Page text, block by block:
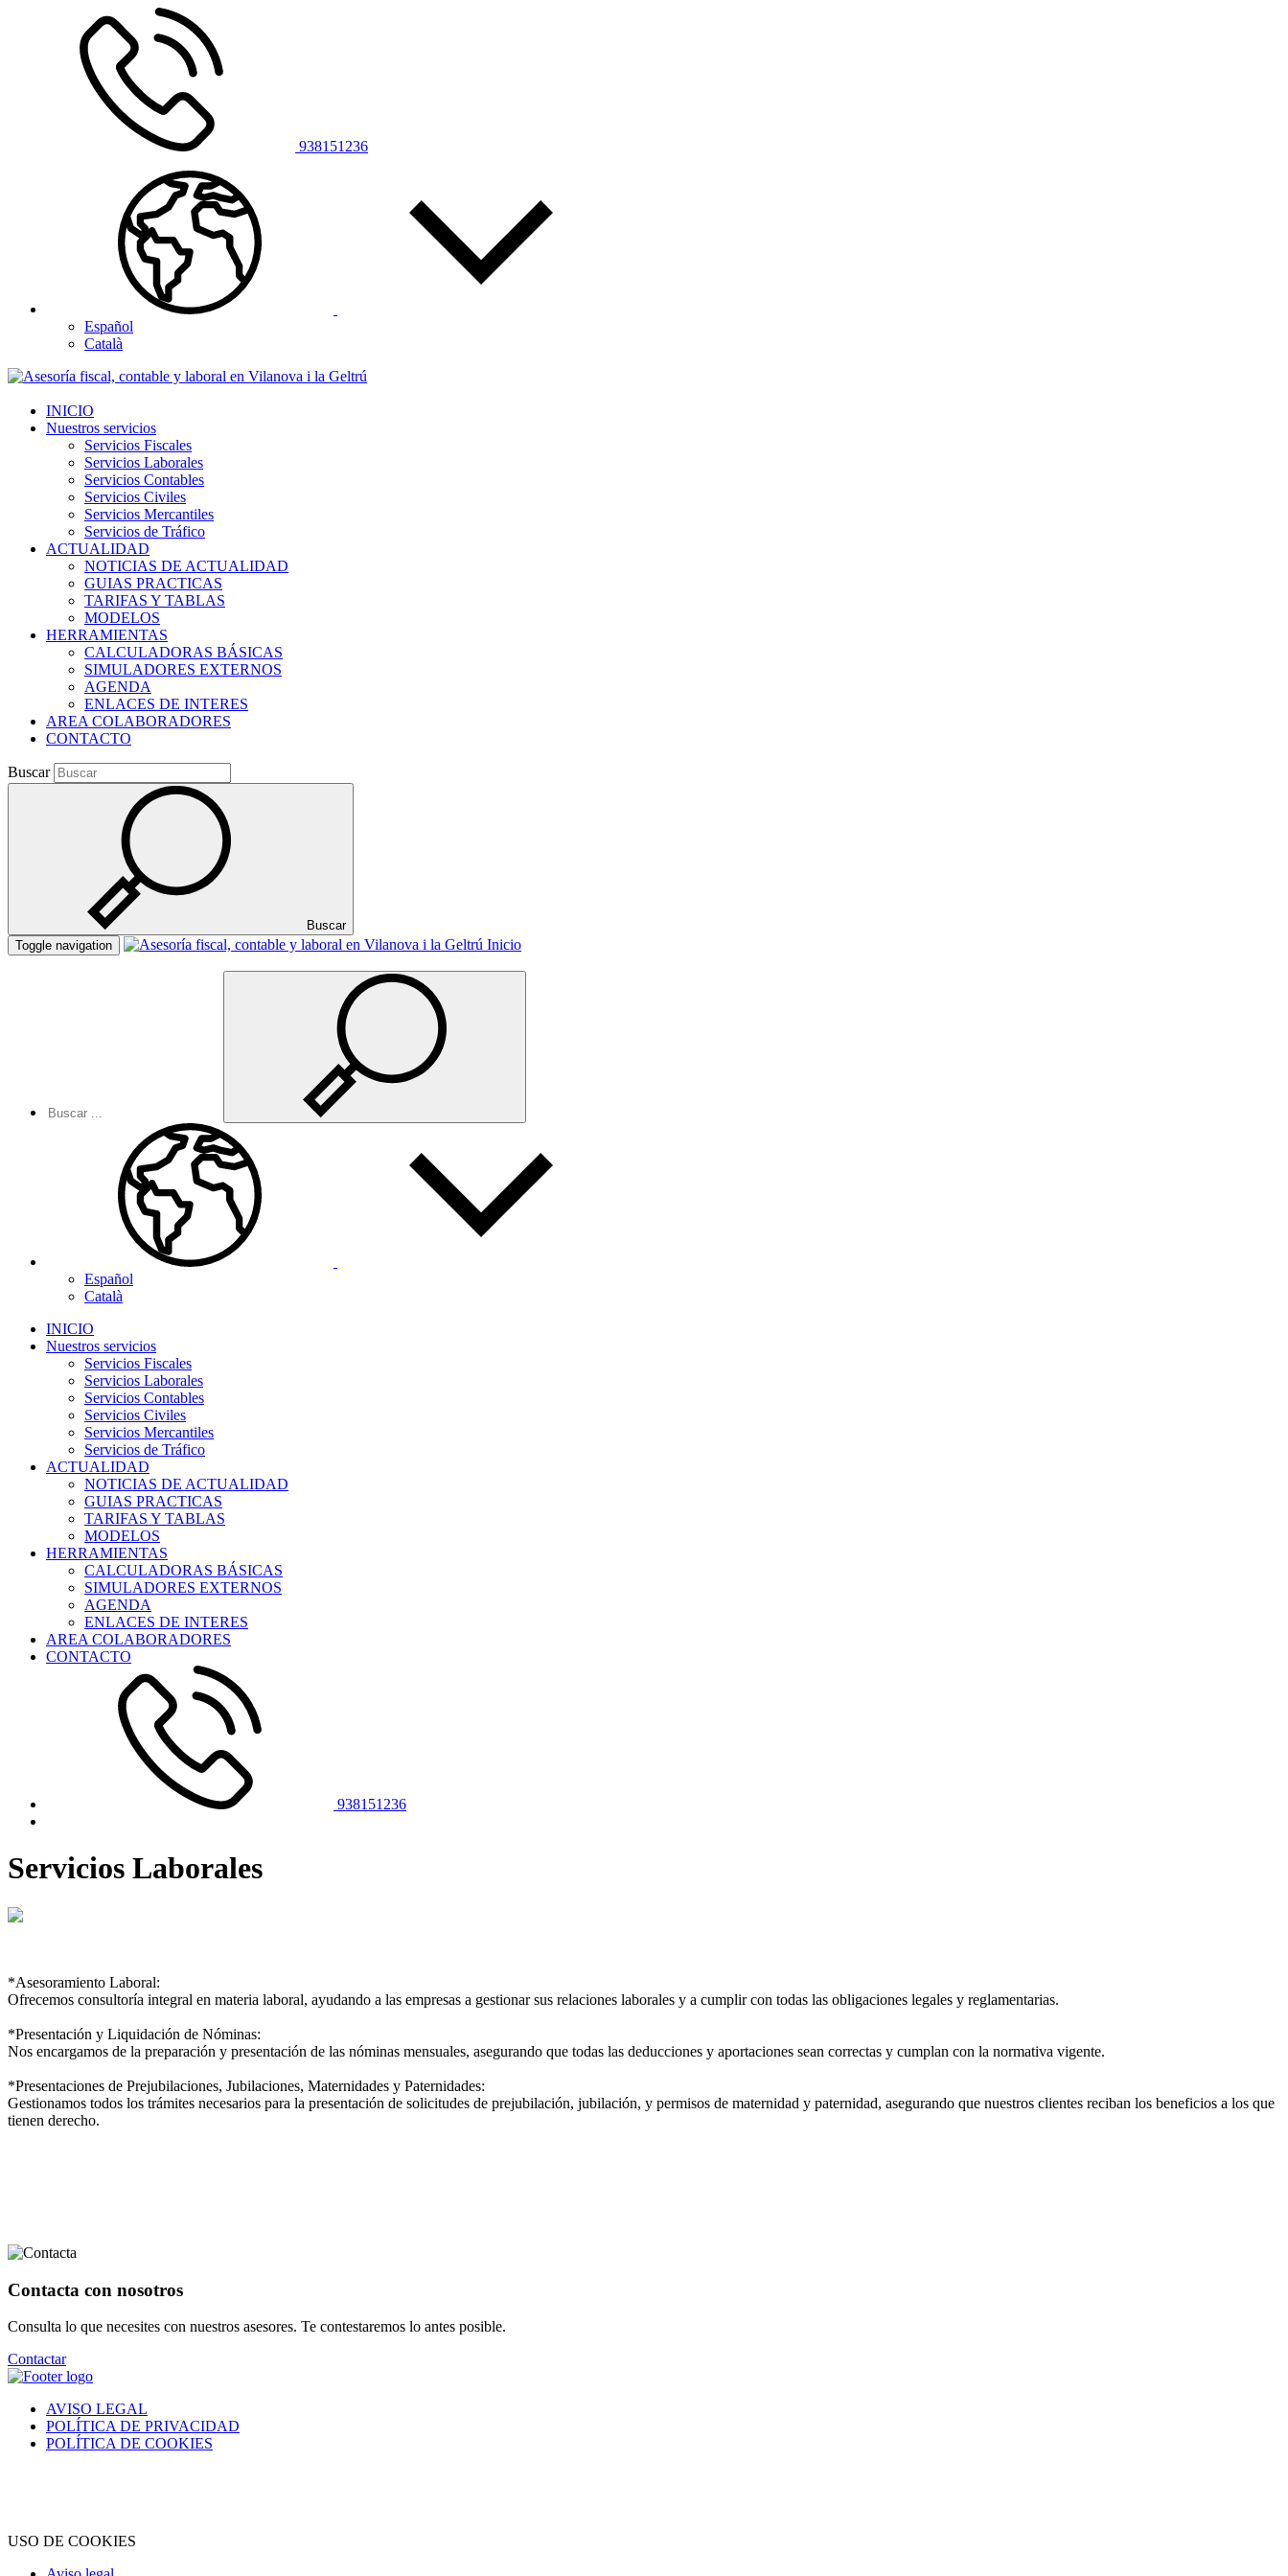
938151236
Español
Català
INICIO
Nuestros servicios
Servicios Fiscales
Servicios Laborales
Servicios Contables
Servicios Civiles
Servicios Mercantiles
Servicios de Tráfico
ACTUALIDAD
NOTICIAS DE ACTUALIDAD
GUIAS PRACTICAS
TARIFAS Y TABLAS
MODELOS
HERRAMIENTAS
CALCULADORAS BÁSICAS
SIMULADORES EXTERNOS
AGENDA
ENLACES DE INTERES
AREA COLABORADORES
CONTACTO
Buscar
Buscar
Toggle navigation
Inicio
Español
Català
INICIO
Nuestros servicios
Servicios Fiscales
Servicios Laborales
Servicios Contables
Servicios Civiles
Servicios Mercantiles
Servicios de Tráfico
ACTUALIDAD
NOTICIAS DE ACTUALIDAD
GUIAS PRACTICAS
TARIFAS Y TABLAS
MODELOS
HERRAMIENTAS
CALCULADORAS BÁSICAS
SIMULADORES EXTERNOS
AGENDA
ENLACES DE INTERES
AREA COLABORADORES
CONTACTO
938151236
Servicios Laborales
*Asesoramiento Laboral:
Ofrecemos consultoría integral en materia laboral, ayudando a las empresas a gestionar sus relaciones laborales y a cumplir con todas las obligaciones legales y reglamentarias.
*Presentación y Liquidación de Nóminas:
Nos encargamos de la preparación y presentación de las nóminas mensuales, asegurando que todas las deducciones y aportaciones sean correctas y cumplan con la normativa vigente.
*Presentaciones de Prejubilaciones, Jubilaciones, Maternidades y Paternidades:
Gestionamos todos los trámites necesarios para la presentación de solicitudes de prejubilación, jubilación, y permisos de maternidad y paternidad, asegurando que nuestros clientes reciban los beneficios a los que
tienen derecho.
Contacta con nosotros
Consulta lo que necesites con nuestros asesores. Te contestaremos lo antes posible.
Contactar
AVISO LEGAL
POLÍTICA DE PRIVACIDAD
POLÍTICA DE COOKIES
USO DE COOKIES